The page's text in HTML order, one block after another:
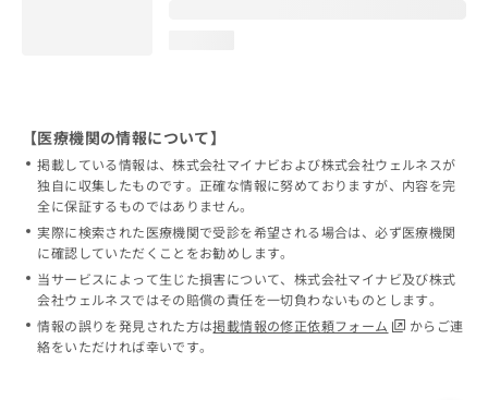
【医療機関の情報について】
掲載している情報は、株式会社マイナビおよび株式会社ウェルネスが
独自に収集したものです。正確な情報に努めておりますが、内容を完
全に保証するものではありません。
実際に検索された医療機関で受診を希望される場合は、必ず医療機関
に確認していただくことをお勧めします。
当サービスによって生じた損害について、株式会社マイナビ及び株式
会社ウェルネスではその賠償の責任を一切負わないものとします。
情報の誤りを発見された方は掲載情報の修正依頼フォーム
からご連
絡をいただければ幸いです。